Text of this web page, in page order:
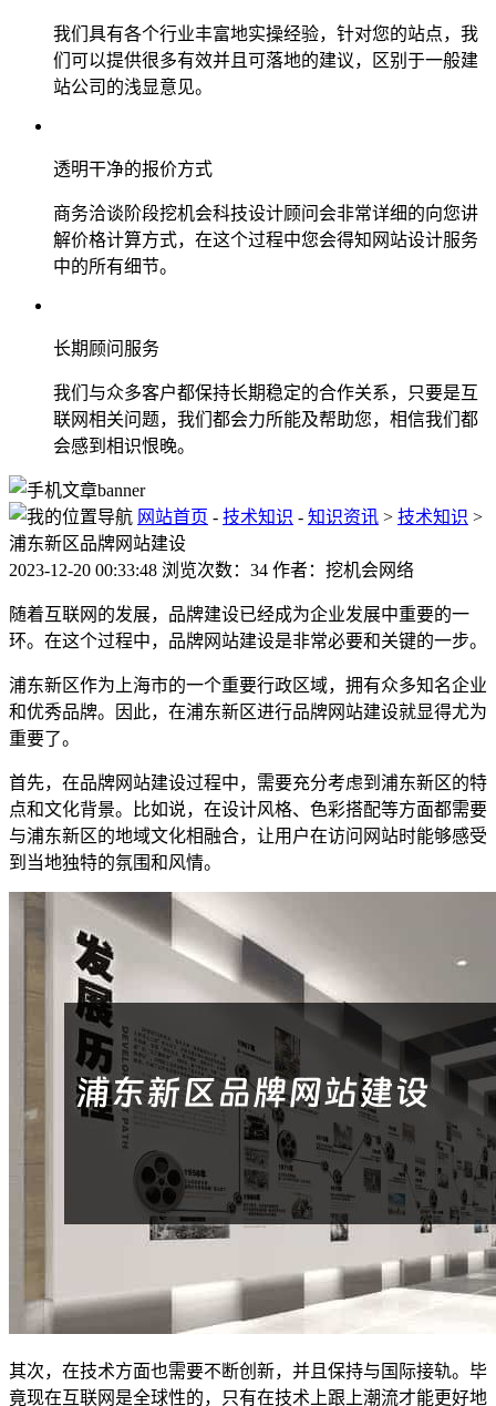
我们具有各个行业丰富地实操经验，针对您的站点，我
们可以提供很多有效并且可落地的建议，区别于一般建
站公司的浅显意见。
透明干净的报价方式
商务洽谈阶段挖机会科技设计顾问会非常详细的向您讲
解价格计算方式，在这个过程中您会得知网站设计服务
中的所有细节。
长期顾问服务
我们与众多客户都保持长期稳定的合作关系，只要是互
联网相关问题，我们都会力所能及帮助您，相信我们都
会感到相识恨晚。
网站首页 - 技术知识 - 知识资讯 > 技术知识 >
浦东新区品牌网站建设
2023-12-20 00:33:48 浏览次数：34 作者：挖机会网络
随着互联网的发展，品牌建设已经成为企业发展中重要的一
环。在这个过程中，品牌网站建设是非常必要和关键的一步。
浦东新区作为上海市的一个重要行政区域，拥有众多知名企业
和优秀品牌。因此，在浦东新区进行品牌网站建设就显得尤为
重要了。
首先，在品牌网站建设过程中，需要充分考虑到浦东新区的特
点和文化背景。比如说，在设计风格、色彩搭配等方面都需要
与浦东新区的地域文化相融合，让用户在访问网站时能够感受
到当地独特的氛围和风情。
其次，在技术方面也需要不断创新，并且保持与国际接轨。毕
竟现在互联网是全球性的，只有在技术上跟上潮流才能更好地